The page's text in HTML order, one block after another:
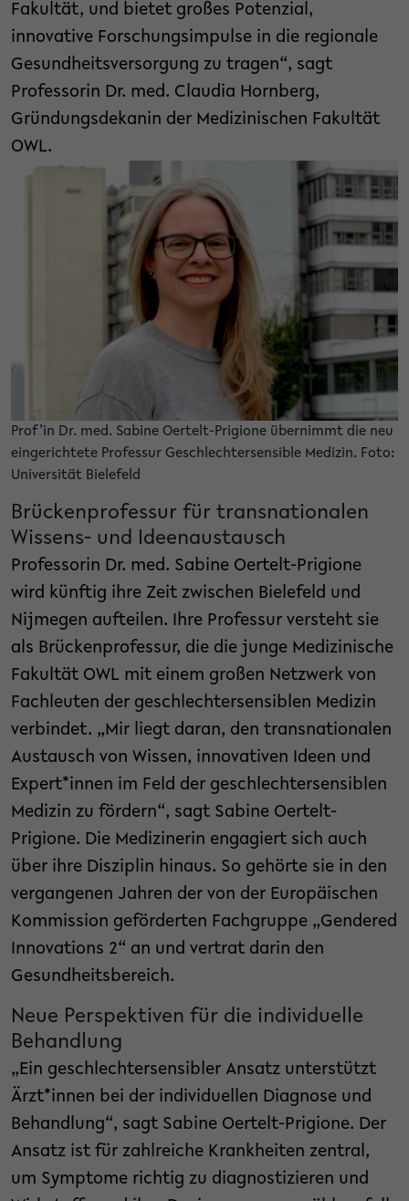
Fakultät, und bietet großes Potenzial,
innovative Forschungsimpulse in die regionale
Gesundheitsversorgung zu tragen“, sagt
Professorin Dr. med. Claudia Hornberg,
Gründungsdekanin der Medizinischen Fakultät
OWL.
Prof’in Dr. med. Sabine Oertelt-Prigione übernimmt die neu
eingerichtete Professur Geschlechtersensible Medizin. Foto:
Universität Bielefeld
Brückenprofessur für transnationalen
Wissens- und Ideenaustausch
Professorin Dr. med. Sabine Oertelt-Prigione
wird künftig ihre Zeit zwischen Bielefeld und
Nijmegen aufteilen. Ihre Professur versteht sie
als Brückenprofessur, die die junge Medizinische
Fakultät OWL mit einem großen Netzwerk von
Fachleuten der geschlechtersensiblen Medizin
verbindet. „Mir liegt daran, den transnationalen
Austausch von Wissen, innovativen Ideen und
Expert*innen im Feld der geschlechtersensiblen
Medizin zu fördern“, sagt Sabine Oertelt-
Prigione. Die Medizinerin engagiert sich auch
über ihre Disziplin hinaus. So gehörte sie in den
vergangenen Jahren der von der Europäischen
Kommission geförderten Fachgruppe „Gendered
Innovations 2“ an und vertrat darin den
Gesundheitsbereich.
Neue Perspektiven für die individuelle
Behandlung
„Ein geschlechtersensibler Ansatz unterstützt
Ärzt*innen bei der individuellen Diagnose und
Behandlung“, sagt Sabine Oertelt-Prigione. Der
Ansatz ist für zahlreiche Krankheiten zentral,
um Symptome richtig zu diagnostizieren und